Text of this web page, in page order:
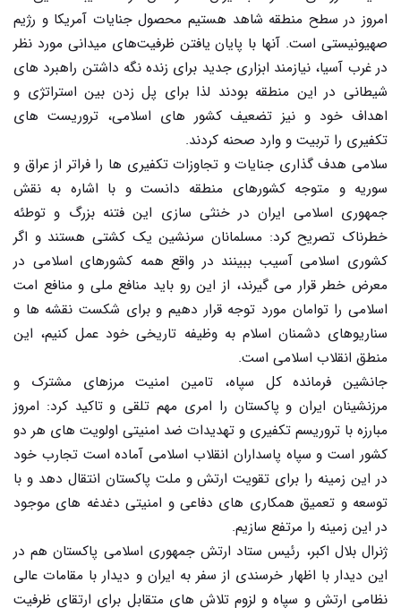
امروز در سطح منطقه شاهد هستیم محصول جنایات آمریکا و رژیم
صهیونیستی است. آنها با پایان یافتن ظرفیت‌های میدانی مورد نظر
در غرب آسیا، نیازمند ابزاری جدید برای زنده نگه داشتن راهبرد های
شیطانی در این منطقه بودند لذا برای پل زدن بین استراتژی و
اهداف خود و نیز تضعیف کشور های اسلامی، تروریست های
تکفیری را تربیت و وارد صحنه کردند.
سلامی هدف گذاری جنایات و تجاوزات تکفیری ها را فراتر از عراق و
سوریه و متوجه کشورهای منطقه دانست و با اشاره به نقش
جمهوری اسلامی ایران در خنثی سازی این فتنه بزرگ و توطئه
خطرناک تصریح کرد: مسلمانان سرنشین یک کشتی هستند و اگر
کشوری اسلامی آسیب ببینند در واقع همه کشورهای اسلامی در
معرض خطر قرار می گیرند، از این رو باید منافع ملی و منافع امت
اسلامی را توامان مورد توجه قرار دهیم و برای شکست نقشه ها و
سناریوهای دشمنان اسلام به وظیفه تاریخی خود عمل کنیم، این
منطق انقلاب اسلامی است.
جانشین فرمانده کل سپاه، تامین امنیت مرزهای مشترک و
مرزنشینان ایران و پاکستان را امری مهم تلقی و تاکید کرد: امروز
مبارزه با تروریسم تکفیری و تهدیدات ضد امنیتی اولویت های هر دو
کشور است و سپاه پاسداران انقلاب اسلامی آماده است تجارب خود
در این زمینه را برای تقویت ارتش و ملت پاکستان انتقال دهد و با
توسعه و تعمیق همکاری های دفاعی و امنیتی دغدغه های موجود
در این زمینه را مرتفع سازیم.
ژنرال بلال اکبر، رئیس ستاد ارتش جمهوری اسلامی پاکستان هم در
این دیدار با اظهار خرسندی از سفر به ایران و دیدار با مقامات عالی
نظامی ارتش و سپاه و لزوم تلاش های متقابل برای ارتقای ظرفیت